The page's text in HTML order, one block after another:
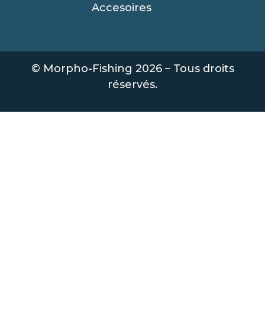
Accesoires
© Morpho-Fishing 2026 – Tous droits
réservés.